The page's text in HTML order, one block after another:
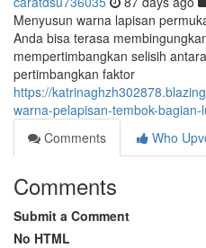
Menyusun warna lapisan
Anda bisa terasa
mempertimbangkan selisih
pertimbangkan faktor
https://
warna-pelapisan-tembok-
Comments
Who
Comments
Submit a Comment
No HTML